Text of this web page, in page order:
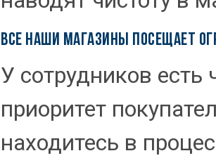
ВСЕ НАШИ МАГАЗИНЫ ПОСЕЩАЕТ
У сотрудников есть
приоритет
находитесь в